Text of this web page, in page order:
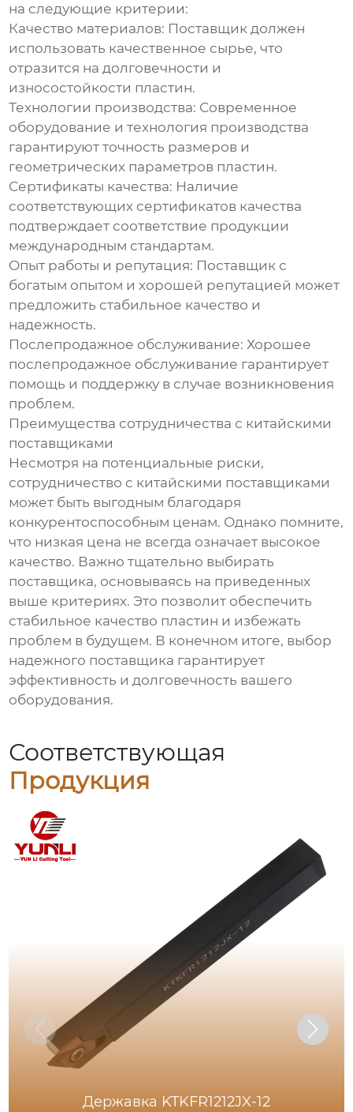
на следующие критерии:
Качество материалов: Поставщик должен
использовать качественное сырье, что
отразится на долговечности и
износостойкости пластин.
Технологии производства: Современное
оборудование и технология производства
гарантируют точность размеров и
геометрических параметров пластин.
Сертификаты качества: Наличие
соответствующих сертификатов качества
подтверждает соответствие продукции
международным стандартам.
Опыт работы и репутация: Поставщик с
богатым опытом и хорошей репутацией может
предложить стабильное качество и
надежность.
Послепродажное обслуживание: Хорошее
послепродажное обслуживание гарантирует
помощь и поддержку в случае возникновения
проблем.
Преимущества сотрудничества с китайскими
поставщиками
Несмотря на потенциальные риски,
сотрудничество с китайскими поставщиками
может быть выгодным благодаря
конкурентоспособным ценам. Однако помните,
что низкая цена не всегда означает высокое
качество. Важно тщательно выбирать
поставщика, основываясь на приведенных
выше критериях. Это позволит обеспечить
стабильное качество пластин и избежать
проблем в будущем. В конечном итоге, выбор
надежного поставщика гарантирует
эффективность и долговечность вашего
оборудования.
Соответствующая
Продукция
Державка KTKFR1212JX-12